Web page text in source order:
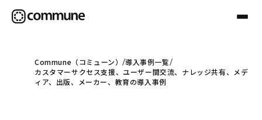
Communeについて
Commune（コミューン）
導入事例一覧
カスタマーサクセス支援、ユーザー間交流、ナレッジ共有、メデ
ィア、出版、メーカー、教育の導入事例